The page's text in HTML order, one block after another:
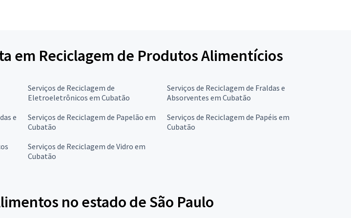
em Reciclagem de Produtos Alimentícios
Serviços de Reciclagem de
Eletroeletrônicos em Cubatão
Serviços de Reciclagem de Fraldas e
Absorventes em Cubatão
e
Serviços de Reciclagem de Papelão em
Cubatão
Serviços de Reciclagem de Papéis em
Cubatão
Serviços de Reciclagem de Vidro em
Cubatão
no estado de São Paulo